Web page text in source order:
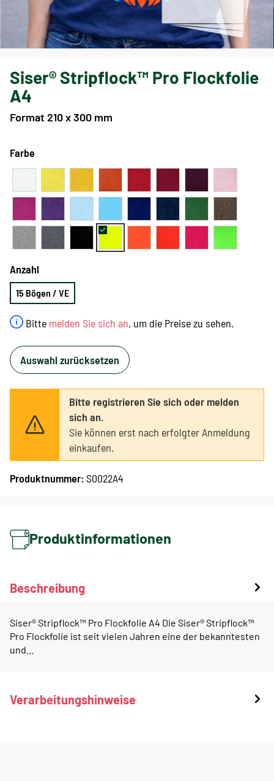
Siser® Stripflock™ Pro Flockfolie
A4
Format 210 x 300 mm
Bitte melden Sie sich an, um die Preise zu sehen.
Farbe
Anzahl
15 Bögen / VE
Auswahl zurücksetzen
Bitte registrieren Sie sich oder melden
sich an.
Sie können erst nach erfolgter Anmeldung
einkaufen.
Produktnummer: S0022A4
Produktinformationen
Beschreibung
Siser® Stripflock™ Pro Flockfolie A4 Die Siser® Stripflock™
Pro Flockfolie ist seit vielen Jahren eine der bekanntesten
und…
Verarbeitungshinweise